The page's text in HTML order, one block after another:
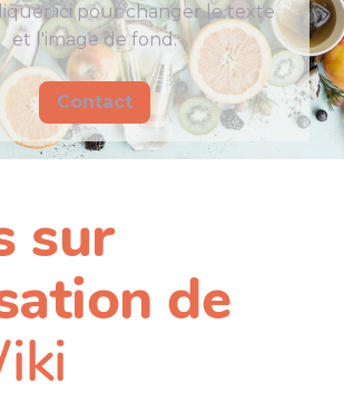
ici pour changer le texte
et l'image de fond.
Contact
sur
de